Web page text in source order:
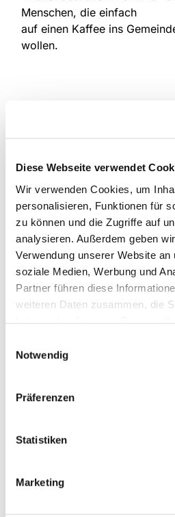
Diese Webseite verwendet
Wir verwenden Cookies, um
personalisieren, Funktionen für
zu können und die Zugriffe auf
analysieren. Außerdem geben
Verwendung unserer Website
soziale Medien, Werbung und
Partner führen diese
weiteren Daten zusammen, die
Notwendig
Präferenzen
Statistiken
Marketing
Menschen, die einfach
auf einen Kaffee ins
wollen.